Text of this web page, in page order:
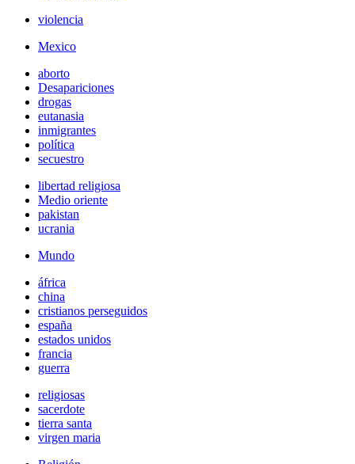
violencia
Mexico
aborto
Desapariciones
drogas
eutanasia
inmigrantes
política
secuestro
libertad religiosa
Medio oriente
pakistan
ucrania
Mundo
áfrica
china
cristianos perseguidos
españa
estados unidos
francia
guerra
religiosas
sacerdote
tierra santa
virgen maria